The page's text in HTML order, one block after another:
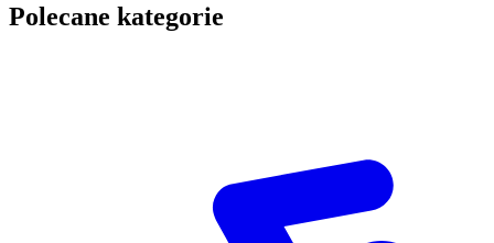
Polecane kategorie